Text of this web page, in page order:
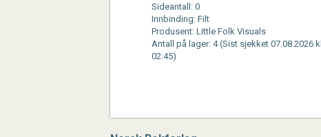
Sideantall: 0
Innbinding: Filt
Produsent: Little Folk Visuals
Antall på lager: 4 (Sist sjekket 07.08.2026 kl
02:45)